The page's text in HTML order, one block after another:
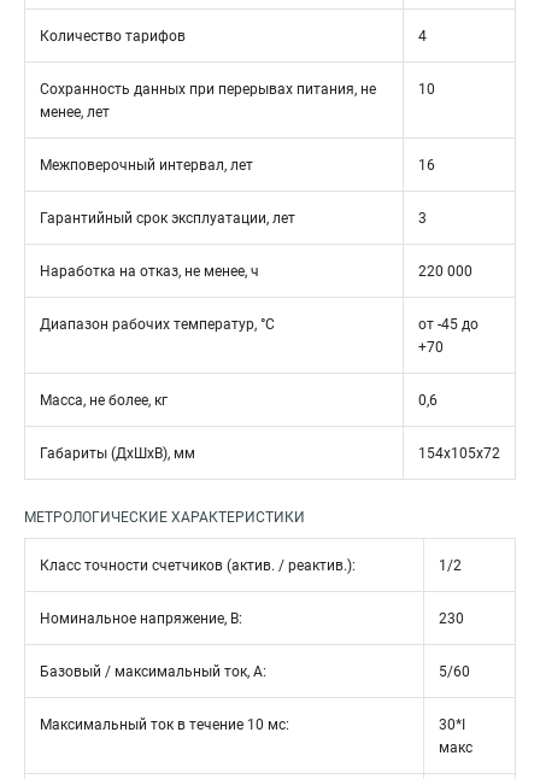
Количество тарифов 4
Сохранность данных при перерывах питания, не
менее, лет
10
Межповерочный интервал, лет 16
Гарантийный срок эксплуатации, лет 3
Наработка на отказ, не менее, ч 220 000
Диапазон рабочих температур, °С
от -45 до
+70
Масса, не более, кг 0,6
Габариты (ДхШхВ), мм 154x105x72
МЕТРОЛОГИЧЕСКИЕ ХАРАКТЕРИСТИКИ
Класс точности счетчиков (актив. / реактив.): 1/2
Номинальное напряжение, В: 230
Базовый / максимальный ток, А: 5/60
Максимальный ток в течение 10 мс:
30*I
макс